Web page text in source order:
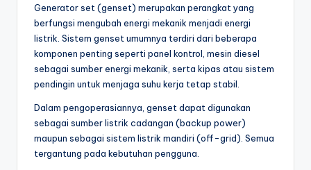
Generator set (genset) merupakan perangkat yang
berfungsi mengubah energi mekanik menjadi energi
listrik. Sistem genset umumnya terdiri dari beberapa
komponen penting seperti panel kontrol, mesin diesel
sebagai sumber energi mekanik, serta kipas atau sistem
pendingin untuk menjaga suhu kerja tetap stabil.
Dalam pengoperasiannya, genset dapat digunakan
sebagai sumber listrik cadangan (backup power)
maupun sebagai sistem listrik mandiri (off-grid). Semua
tergantung pada kebutuhan pengguna.